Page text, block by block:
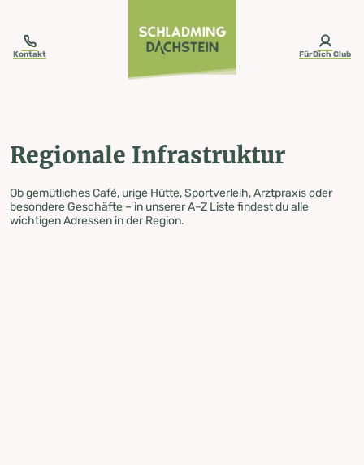
Kontakt FürDich Club
Regionale Infrastruktur
Ob gemütliches Café, urige Hütte, Sportverleih, Arztpraxis oder
besondere Geschäfte – in unserer A–Z Liste findest du alle
wichtigen Adressen in der Region.